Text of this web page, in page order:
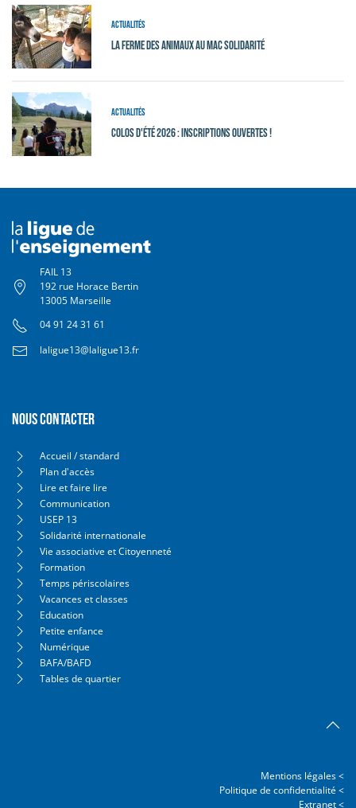
Actualités
La ferme des animaux au MAC Solidarité
Actualités
Colos d'été 2026 : Inscriptions ouvertes !
FAIL 13
192 rue Horace Bertin
13005 Marseille
04 91 24 31 61
laligue13@laligue13.fr
Nous contacter
Accueil / standard
Plan d'accès
Lire et faire lire
Communication
USEP 13
Solidarité internationale
Vie associative et Citoyenneté
Formation
Temps périscolaires
Vacances et classes
Education
Petite enfance
Numérique
BAFA/BAFD
Tables de quartier
Mentions légales <
Politique de confidentialité <
Extranet <